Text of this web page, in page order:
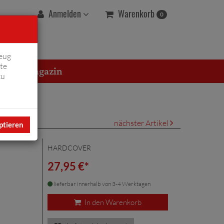
Anmelden Warenkorb 0
Magazin
nächster Artikel
HARDCOVER
27,95 €*
lieferbar innerhalb von 3-4 Werktagen
In den Warenkorb